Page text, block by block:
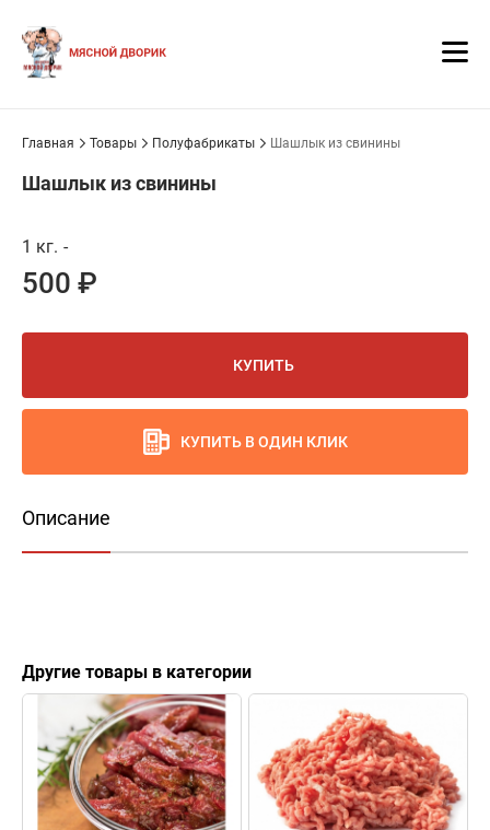
Главная Товары Полуфабрикаты Шашлык из свинины
Шашлык из свинины
1 кг. -
500 ₽
КУПИТЬ
КУПИТЬ В ОДИН КЛИК
Описание
Другие товары в категории